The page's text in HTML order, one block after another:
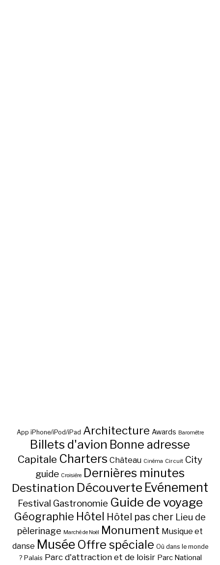
App iPhone/iPod/iPad Architecture Awards Baromètre
Billets d'avion Bonne adresse
Capitale Charters Château Cinéma Circuit City
guide Croisière Dernières minutes
Destination Découverte Evénement
Festival Gastronomie Guide de voyage
Géographie Hôtel Hôtel pas cher Lieu de
pèlerinage Marché de Noël Monument Musique et
danse Musée Offre spéciale Où dans le monde
? Palais Parc d'attraction et de loisir Parc National